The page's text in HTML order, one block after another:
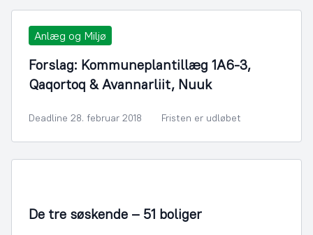
Anlæg og Miljø
Forslag: Kommuneplantillæg 1A6-3,
Qaqortoq & Avannarliit, Nuuk
Deadline 28. februar 2018 Fristen er udløbet
De tre søskende – 51 boliger